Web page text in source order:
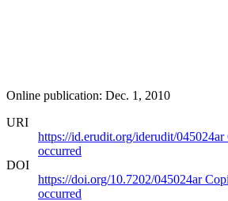
Online publication: Dec. 1, 2010
URI
https://id.erudit.org/iderudit/045024ar
occurred
DOI
https://doi.org/10.7202/045024ar
occurred